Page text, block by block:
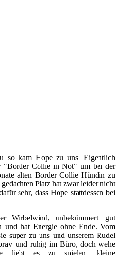
so kam Hope zu uns. Eigentlich
"Border Collie in Not" um bei der
alten Border Collie Hündin zu
Platz hat zwar leider nicht
sehr, dass Hope stattdessen bei
Wirbelwind, unbekümmert, gut
und hat Energie ohne Ende. Vom
super zu uns und unserem Rudel
und ruhig im Büro, doch wehe
liebt es zu spielen, kleine